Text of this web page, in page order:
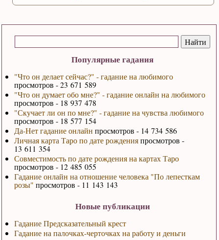
Популярные гадания
"Что он делает сейчас?" - гадание на любимого
просмотров - 23 671 589
"Что он думает обо мне?" - гадание онлайн на любимого
просмотров - 18 937 478
"Скучает ли он по мне?" - гадание на чувства любимого
просмотров - 18 577 154
Да-Нет гадание онлайн просмотров - 14 734 586
Личная карта Таро по дате рожденияпросмотров -
13 611 354
Совместимость по дате рождения на картах Таро
просмотров - 12 485 055
Гадание онлайн на отношение человека "По лепесткам
розы" просмотров - 11 143 143
Новые публикации
Гадание Предсказательный крест
Гадание на палочках-черточках на работу и деньги